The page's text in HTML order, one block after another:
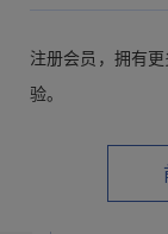
注册会员，拥有
验。